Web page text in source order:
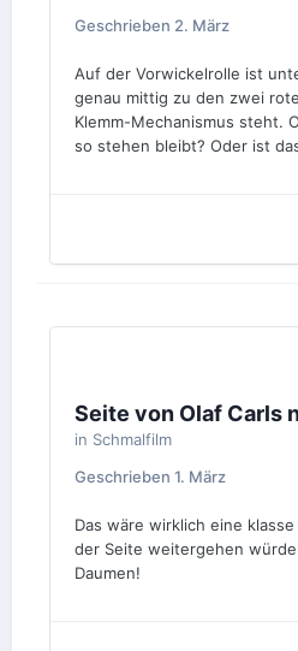
Geschrieben 2. März
Auf der Vorwickelrolle ist
genau mittig zu den zwei
Klemm-Mechanismus steht.
so stehen bleibt? Oder ist
Seite von Olaf Carls
in Schmalfilm
Geschrieben 1. März
Das wäre wirklich eine
der Seite weitergehen
Daumen!